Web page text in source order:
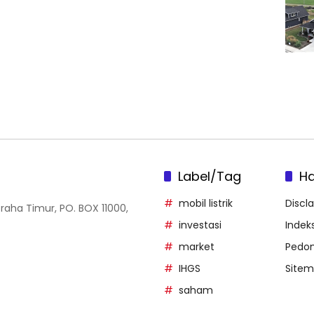
Timur, PO. BOX 11000,
Label/Tag
mobil listrik
investasi
market
IHGS
saham